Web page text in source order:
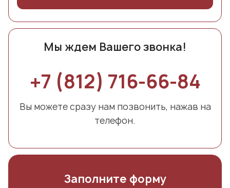
Мы ждем Вашего звонка!
+7 (812) 716-66-84
Вы можете сразу нам позвонить, нажав на
телефон.
Заполните форму